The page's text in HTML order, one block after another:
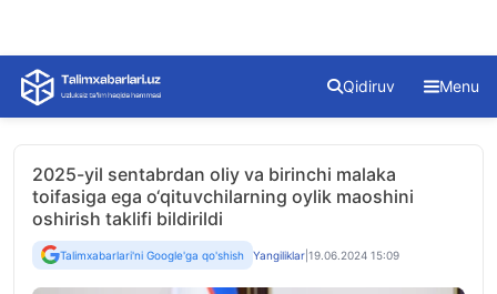
Skip
content
Qidiruv Menu
2025-yil sentabrdan oliy va birinchi malaka
toifasiga ega o‘qituvchilarning oylik maoshini
oshirish taklifi bildirildi
Talimxabarlari'ni Google'ga qo'shish Yangiliklar 19.06.2024 15:09